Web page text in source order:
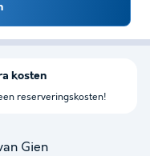
Gien
kosten
reserveringskosten!